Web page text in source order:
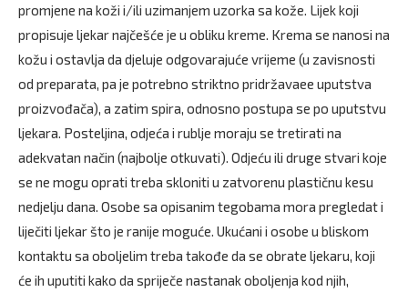
promjene na koži i/ili uzimanjem uzorka sa kože. Lijek koji
propisuje ljekar najčešće je u obliku kreme. Krema se nanosi na
kožu i ostavlja da djeluje odgovarajuće vrijeme (u zavisnosti
od preparata, pa je potrebno striktno pridržavaee uputstva
proizvođača), a zatim spira, odnosno postupa se po uputstvu
ljekara. Posteljina, odjeća i rublje moraju se tretirati na
adekvatan način (najbolje otkuvati). Odjeću ili druge stvari koje
se ne mogu oprati treba skloniti u zatvorenu plastičnu kesu
nedjelju dana. Osobe sa opisanim tegobama mora pregledat i
liječiti ljekar što je ranije moguće. Ukućani i osobe u bliskom
kontaktu sa oboljelim treba takođe da se obrate ljekaru, koji
će ih uputiti kako da spriječe nastanak oboljenja kod njih,